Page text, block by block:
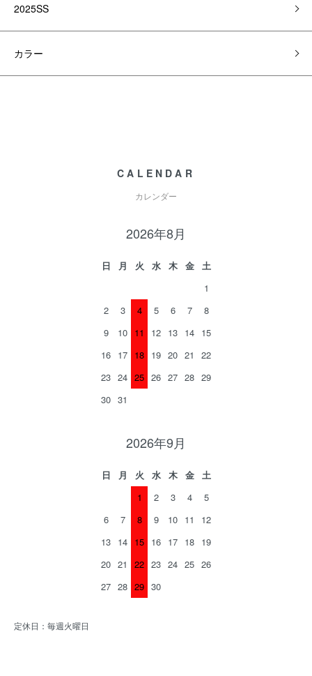
2025SS
カラー
CALENDAR
カレンダー
2026年8月
日 月 火 水 木 金
土
1
2
3 4 5 6 7
8
9
10 11 12 13 14 15
16 17 18 19 20 21
22
23 24 25 26 27 28 29
30 31
2026年9月
日 月 火 水 木 金
土
1
2 3 4
5
6
7 8 9 10 11
12
13 14 15 16 17 18 19
20 21 22 23 24 25 26
27 28 29 30
定休日：毎週火曜日